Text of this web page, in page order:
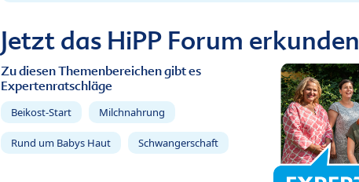
Jetzt das HiPP Forum erkunden
Zu diesen Themenbereichen gibt es
Expertenratschläge
Beikost-Start Milchnahrung
Rund um Babys Haut Schwangerschaft